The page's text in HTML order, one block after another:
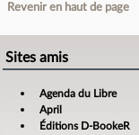
Revenir en haut de page
Sites amis
Agenda du Libre
April
Éditions D-BookeR